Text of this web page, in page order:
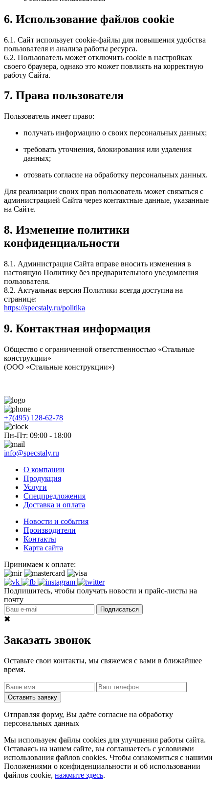
6. Использование файлов cookie
6.1. Сайт использует cookie-файлы для повышения удобства
пользователя и анализа работы ресурса.
6.2. Пользователь может отключить cookie в настройках
своего браузера, однако это может повлиять на корректную
работу Сайта.
7. Права пользователя
Пользователь имеет право:
получать информацию о своих персональных данных;
требовать уточнения, блокирования или удаления
данных;
отозвать согласие на обработку персональных данных.
Для реализации своих прав пользователь может связаться с
администрацией Сайта через контактные данные, указанные
на Сайте.
8. Изменение политики
конфиденциальности
8.1. Администрация Сайта вправе вносить изменения в
настоящую Политику без предварительного уведомления
пользователя.
8.2. Актуальная версия Политики всегда доступна на
странице:
https://specstaly.ru/politika
9. Контактная информация
Общество с ограниченной ответственностью «Стальные
конструкции»
(ООО «Стальные конструкции»)
+7(495) 128-62-78
Пн-Пт: 09:00 - 18:00
info@specstaly.ru
О компании
Продукция
Услуги
Спецпредложения
Доставка и оплата
Новости и события
Производители
Контакты
Карта сайта
Принимаем к оплате:
Подпишитесь, чтобы получать новости и прайс-листы на
почту
Подписаться
✖
Заказать звонок
Оставьте свои контакты, мы свяжемся с вами в ближайшее
время.
Оставить заявку
Отправляя форму, Вы даёте согласие на обработку
персональных данных
Мы используем файлы cookies для улучшения работы сайта.
Оставаясь на нашем сайте, вы соглашаетесь с условиями
использования файлов cookies. Чтобы ознакомиться с нашими
Положениями о конфиденциальности и об использовании
файлов cookie, нажмите здесь.